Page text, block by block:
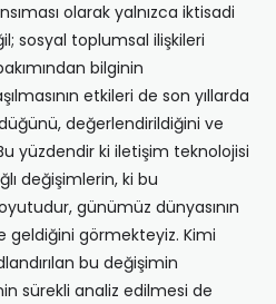
olarak yalnızca iktisadi
sosyal toplumsal ilişkileri
bilginin
etkileri de son yıllarda
değerlendirildiğini ve
yüzdendir ki iletişim teknolojisi
değişimlerin, ki bu
günümüz dünyasının
geldiğini görmekteyiz. Kimi
bu değişimin
sürekli analiz edilmesi de